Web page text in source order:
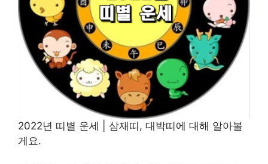
2022년 띠별 운세 | 삼재띠, 대박띠에 대해 알아볼
게요.